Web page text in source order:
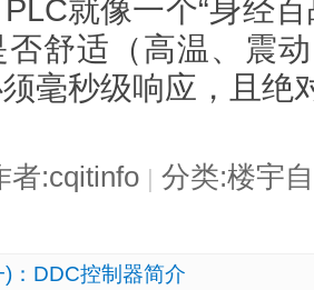
就像一个“身经
舒适（高温、震
毫秒级响应，且绝
者:cqitinfo 分类:楼宇
：DDC控制器简介